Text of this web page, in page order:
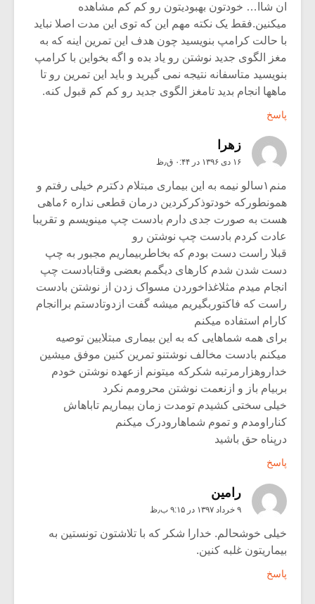
ان شاا… خودتون بهبودیتون رو کم کم مشاهده
میکنین.فقط یک نکته مهم این که توی این مدت اصلا نباید
با حالت کرامپ بنویسید چون هدف این تمرین اینه که به
مغز الگوی جدید نوشتن رو یاد بده و اگه بخواین با کرامپ
بنویسید متاسفانه نتیجه نمی گیرید و باید این تمرین رو تا
ماهها انجام بدید تامغز الگوی جدید رو کم کم قبول کنه.
پاسخ
زهرا
۱۶ دی ۱۳۹۶ در ۰:۴۴ ق٫ظ
منم۱سالو نیمه به این بیماری مبتلام دکترم خیلی رفتم و
همونطورکه خودتوذکرکردین درمان قطعی نداره ۶ماهی
هست به صورت جدی دارم بادست چپ مینویسم و تقریبا
عادت کردم بادست چپ نوشتن رو
قبلا راست دست بودم که بخاطربیماریم مجبور به چپ
دست شدن شدم کارهای دیگمم بعضی وقتابادست چپ
انجام میدم مثلاغذاخوردن مسواک زدن از نوشتن بادست
راست که فاکتوربگیریم میشه گفت ازدوتادستم براانجام
کارام استفاده میکنم
برای همه شماهایی که به این بیماری مبتلایین توصیه
میکنم بادست مخالف نوشتنو تمرین کنین موفق میشین
خداروهزارمرتبه شکرکه میتونم ازعهده نوشتن خودم
بربیام باز و ازنعمت نوشتن محرومم نکرد
خیلی سختی کشیدم تومدت زمان بیماریم تاباهاش
کناراومدم و تموم شماهارودرک میکنم
درپناه حق باشید
پاسخ
رامین
۹ خرداد ۱۳۹۷ در ۹:۱۵ ب٫ظ
خیلی خوشحالم. خدارا شکر که با تلاشتون تونستین به
بیماریتون غلبه کنین.
پاسخ